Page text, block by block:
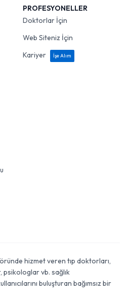
PROFESYONELLER
Doktorlar İçin
Web Siteniz İçin
Kariyer
İşe Alım
hizmet veren tıp doktorları,
vb. sağlık
buluşturan bağımsız bir